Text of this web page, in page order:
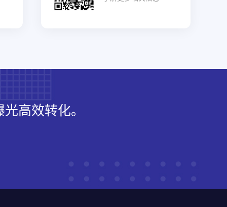
高效转化。